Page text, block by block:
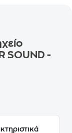
SOUND -